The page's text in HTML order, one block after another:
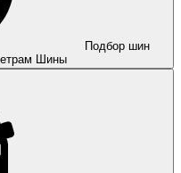
Подбор шин
Шины